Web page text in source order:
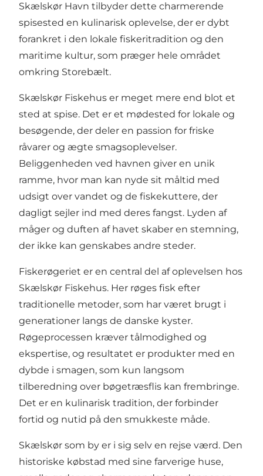
Skælskør Havn tilbyder dette charmerende
spisested en kulinarisk oplevelse, der er dybt
forankret i den lokale fiskeritradition og den
maritime kultur, som præger hele området
omkring Storebælt.
Skælskør Fiskehus er meget mere end blot et
sted at spise. Det er et mødested for lokale og
besøgende, der deler en passion for friske
råvarer og ægte smagsoplevelser.
Beliggenheden ved havnen giver en unik
ramme, hvor man kan nyde sit måltid med
udsigt over vandet og de fiskekuttere, der
dagligt sejler ind med deres fangst. Lyden af
måger og duften af havet skaber en stemning,
der ikke kan genskabes andre steder.
Fiskerøgeriet er en central del af oplevelsen hos
Skælskør Fiskehus. Her røges fisk efter
traditionelle metoder, som har været brugt i
generationer langs de danske kyster.
Røgeprocessen kræver tålmodighed og
ekspertise, og resultatet er produkter med en
dybde i smagen, som kun langsom
tilberedning over bøgetræsflis kan frembringe.
Det er en kulinarisk tradition, der forbinder
fortid og nutid på den smukkeste måde.
Skælskør som by er i sig selv en rejse værd. Den
historiske købstad med sine farverige huse,